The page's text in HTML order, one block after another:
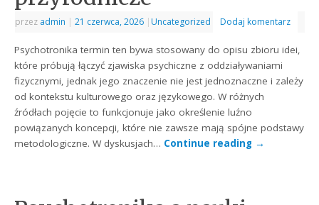
przez admin | 21 czerwca, 2026 | Uncategorized Dodaj komentarz
Psychotronika termin ten bywa stosowany do opisu zbioru idei,
które próbują łączyć zjawiska psychiczne z oddziaływaniami
fizycznymi, jednak jego znaczenie nie jest jednoznaczne i zależy
od kontekstu kulturowego oraz językowego. W różnych
źródłach pojęcie to funkcjonuje jako określenie luźno
powiązanych koncepcji, które nie zawsze mają spójne podstawy
metodologiczne. W dyskusjach… Continue reading →